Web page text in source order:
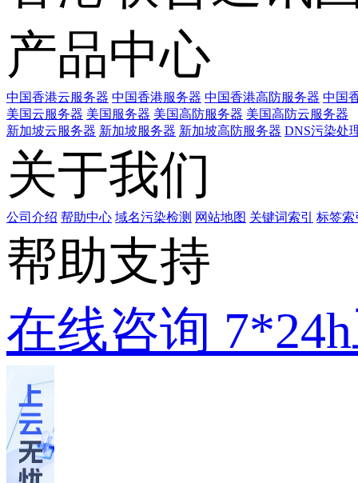
产品中心
中国香港云服务器 中国香港服务器 中国香港高防服务器 中国
美国云服务器 美国服务器 美国高防服务器 美国高防云服务器
新加坡云服务器 新加坡服务器 新加坡高防服务器 DNS污染处
关于我们
公司介绍 帮助中心 域名污染检测 网站地图 关键词索引 标签索
帮助支持
在线咨询